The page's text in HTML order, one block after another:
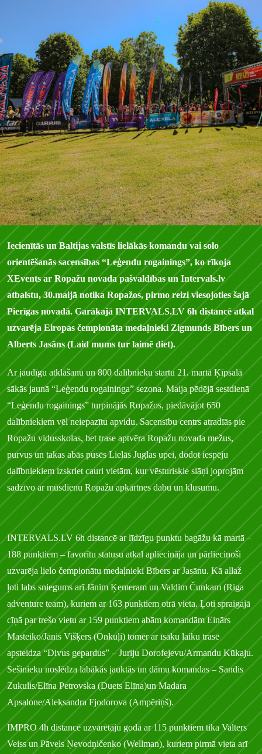
Iecienītās un Baltijas valstīs lielākās komandu vai solo
orientēšanās sacensības “Leģendu rogainings”, ko rīkoja
XEvents ar Ropažu novada pašvaldības un Intervals.lv
atbalstu, 30.maijā notika Ropažos, pirmo reizi viesojoties šajā
Pierīgas novadā. Garākajā INTERVALS.LV 6h distancē atkal
uzvarēja Eiropas čempionāta medaļnieki Zigmunds Bībers un
Alberts Jasāns (Laid mums tur laimē diet).
Ar jaudīgu atklāšanu un 800 dalībnieku startu 21. martā Ķīpsalā
sākās jaunā “Leģendu rogaininga” sezona. Maija pēdējā sestdienā
“Leģendu rogainings” turpinājās Ropažos, piedāvājot 650
dalībniekiem vēl neiepazītu apvidu. Sacensību centrs atradīās pie
Ropažu vidusskolas, bet trase aptvēra Ropažu novada mežus,
purvus un takas abās pusēs Lielās Juglas upei, dodot iespēju
dalībniekiem izskriet cauri vietām, kur vēsturiskie slāņi joprojām
sadzīvo ar mūsdienu Ropažu apkārtnes dabu un klusumu.
INTERVALS.LV 6h distancē ar līdzīgu punktu bagāžu kā martā –
188 punktiem – favorītu statusu atkal apliecināja un pārliecinoši
uzvarēja lielo čempionātu medaļnieki Bībers ar Jasānu. Kā allaž
ļoti labs sniegums arī Jānim Ķemeram un Valdim Čunkam (Riga
adventure team), kuriem ar 163 punktiem otrā vieta. Ļoti spraigajā
cīņā par trešo vietu ar 159 punktiem abām komandām Einārs
Masteiko/Jānis Višķers (Onkuļi) tomēr ar īsāku laiku trasē
apsteidza “Divus gepardus” – Juriju Dorofejevu/Armandu Kūkaju.
Sešinieku noslēdza labākās jauktās un dāmu komandas – Sandis
Zukulis/Elīna Petrovska (Duets Elīna)un Madara
Apsalone/Aleksandra Fjodorova (Ampēriņš).
IMPRO 4h distancē uzvarētāju godā ar 115 punktiem tika Valters
Veiss un Pāvels Ņevodņičenko (Wellman), kuriem pirmā vieta arī